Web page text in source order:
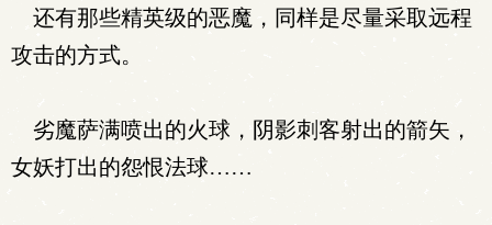
还有那些精英级的恶魔，同样是尽量采取远程
攻击的方式。
劣魔萨满喷出的火球，阴影刺客射出的箭矢，
女妖打出的怨恨法球……